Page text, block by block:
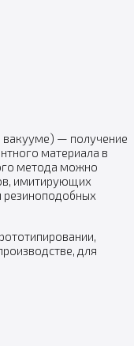
вакууме) — получение
материала в
метода можно
имитирующих
резиноподобных
для